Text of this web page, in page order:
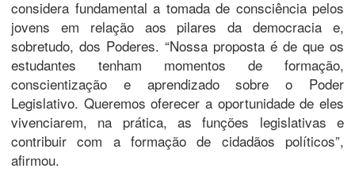
considera fundamental a tomada de consciência pelos
jovens em relação aos pilares da democracia e,
sobretudo, dos Poderes. “Nossa proposta é de que os
estudantes tenham momentos de formação,
conscientização e aprendizado sobre o Poder
Legislativo. Queremos oferecer a oportunidade de eles
vivenciarem, na prática, as funções legislativas e
contribuir com a formação de cidadãos políticos”,
afirmou.